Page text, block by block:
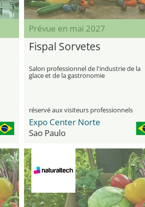
Prévue en mai 2027
Fispal Sorvetes
Salon professionnel de l'industrie de la
glace et de la gastronomie
réservé aux visiteurs professionnels
Expo Center Norte
Sao Paulo